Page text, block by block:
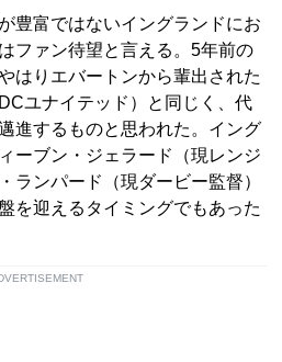
豊富ではないイングランドにお
ファン待望と言える。5年前の
はりエバートンから輩出された
ユナイテッド）と同じく、代
進するものと思われた。イング
ーブン・ジェラード（現レンジ
ランパード（現ダービー監督）
を迎えるタイミングでもあった